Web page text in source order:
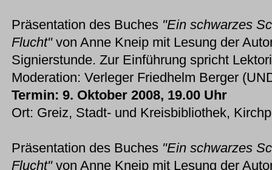
Präsentation des Buches "Ein schwarzes
Flucht"von Anne Kneip mit Lesung der
Signierstunde. Zur Einführung spricht
Moderation: Verleger Friedhelm Berger
Termin: 9. Oktober 2008, 19.00 Uhr
Ort: Greiz, Stadt- und Kreisbibliothek,
Präsentation des Buches "Ein schwarzes
Flucht"von Anne Kneip mit Lesung der